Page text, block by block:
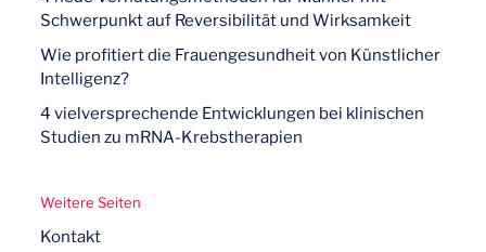
Schwerpunkt auf Reversibilität und Wirksamkeit
Wie profitiert die Frauengesundheit von Künstlicher
Intelligenz?
4 vielversprechende Entwicklungen bei klinischen
Studien zu mRNA-Krebstherapien
Weitere Seiten
Kontakt